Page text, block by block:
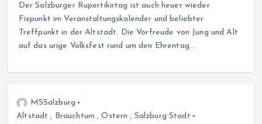
Der Salzburger Rupertikirtag ist auch heuer wieder
Fixpunkt im Veranstaltungskalender und beliebter
Treffpunkt in der Altstadt. Die Vorfreude von Jung und Alt
auf das urige Volksfest rund um den Ehrentag…
MSSalzburg
Altstadt , Brauchtum ,Ostern , Salzburg Stadt